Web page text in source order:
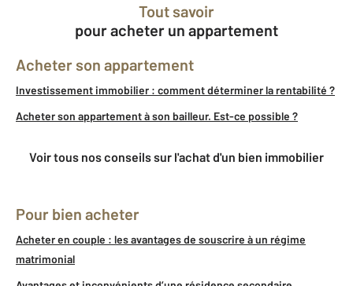
Tout savoir
pour acheter un appartement
Acheter son appartement
Investissement immobilier : comment déterminer la rentabilité ?
Acheter son appartement à son bailleur. Est-ce possible ?
Voir tous nos conseils sur l'achat d'un bien immobilier
Pour bien acheter
Acheter en couple : les avantages de souscrire à un régime
matrimonial